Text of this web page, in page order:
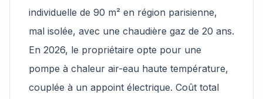
individuelle de 90 m² en région parisienne,
mal isolée, avec une chaudière gaz de 20 ans.
En 2026, le propriétaire opte pour une
pompe à chaleur air-eau haute température,
couplée à un appoint électrique. Coût total